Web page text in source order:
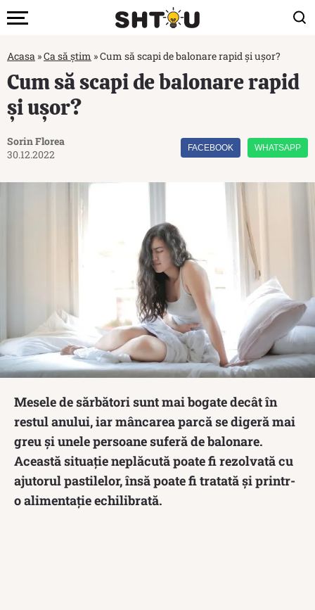
Acasa »Ca să știm »Cum să scapi de balonare rapid și ușor?
Cum să scapi de balonare rapid
și ușor?
Sorin Florea
30.12.2022
FACEBOOK WHATSAPP
Mesele de sărbători sunt mai bogate decât în
restul anului, iar mâncarea parcă se digeră mai
greu și unele persoane suferă de balonare.
Această situație neplăcută poate fi rezolvată cu
ajutorul pastilelor, însă poate fi tratată și printr-
o alimentație echilibrată.